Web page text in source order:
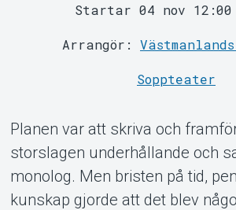
MyTickster
Startar 04 nov 12:00
Arrangör:
Soppteater
Planen var att skriva och
storslagen underhållande och
monolog. Men bristen på tid,
kunskap gjorde att det blev